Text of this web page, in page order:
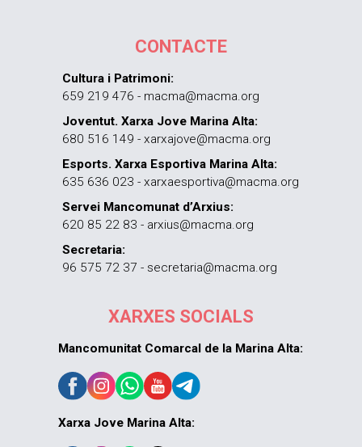
CONTACTE
Cultura i Patrimoni:
659 219 476 - macma@macma.org
Joventut. Xarxa Jove Marina Alta:
680 516 149 - xarxajove@macma.org
Esports. Xarxa Esportiva Marina Alta:
635 636 023 - xarxaesportiva@macma.org
Servei Mancomunat d’Arxius:
620 85 22 83 - arxius@macma.org
Secretaria:
96 575 72 37 - secretaria@macma.org
XARXES SOCIALS
Mancomunitat Comarcal de la Marina Alta:
Xarxa Jove Marina Alta: